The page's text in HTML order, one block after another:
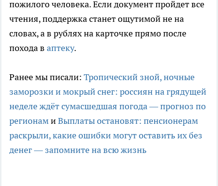
пожилого человека. Если документ пройдет все
чтения, поддержка станет ощутимой не на
словах, а в рублях на карточке прямо после
похода в аптеку.
Ранее мы писали: Тропический зной, ночные
заморозки и мокрый снег: россиян на грядущей
неделе ждёт сумасшедшая погода — прогноз по
регионамиВыплаты остановят: пенсионерам
раскрыли, какие ошибки могут оставить их без
денег — запомните на всю жизнь